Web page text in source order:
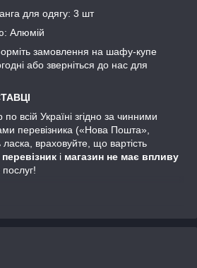
для одягу: 3 шт
Алюмій
замовлення на шафу-купе
або зверніться до нас для
всій Україні згідно за чинними
перевізника («Нова Пошта»,
враховуйте, що вартість
і магазин не має впливу
послуг!